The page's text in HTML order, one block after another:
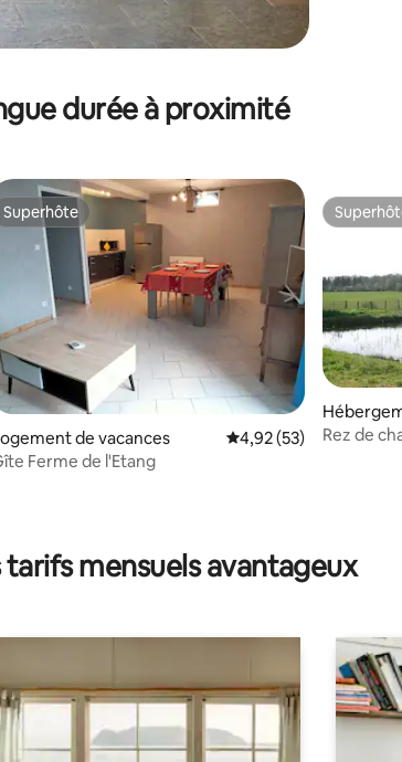
durée à proximité
5
sur la base de 191 commentaires : 4,72 sur 5
Superhôte
Superhôte
de vacances Évaluation moyenne
4,92 (53)
Gîte Ferme de l'Etang
Rez de
mensuels avantageux